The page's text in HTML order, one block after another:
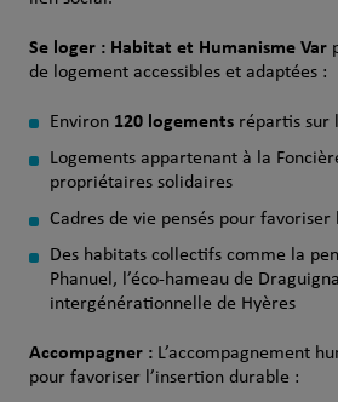
Se loger : Habitat et Humanisme Var
de logement accessibles et adaptées :
Environ 120 logementsrépartis sur
Logements appartenant à la
propriétaires solidaires
Cadres de vie pensés pour
Des habitats collectifs comme la
Phanuel, l’éco‑hameau de
intergénérationnelle de Hyères
Accompagner : L’accompagnement
pour favoriser l’insertion durable :